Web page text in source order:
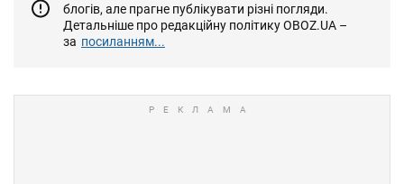
блогів, але прагне публікувати різні погляди.
Детальніше про редакційну політику OBOZ.UA –
за посиланням...